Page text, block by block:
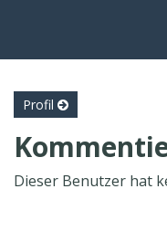
Profil
Dieser Benutzer hat